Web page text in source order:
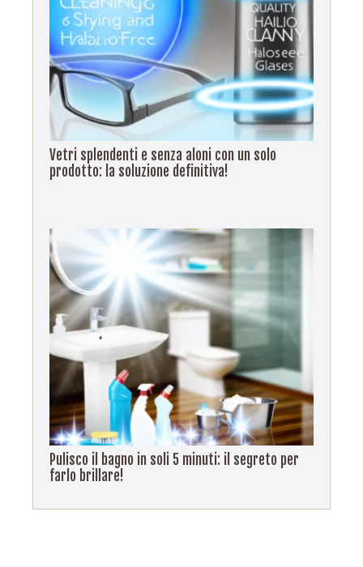
Vetri splendenti e senza aloni con un solo
prodotto: la soluzione definitiva!
Pulisco il bagno in soli 5 minuti: il segreto per
farlo brillare!